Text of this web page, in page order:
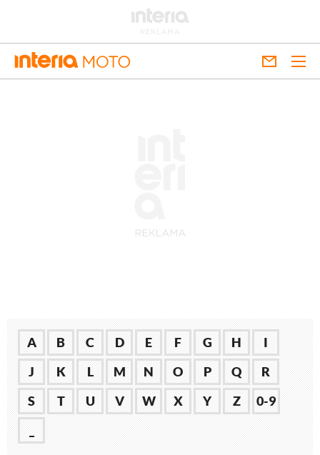
A B C D E F G H
I
J
K L M N O P Q
R
S
T U V W X Y Z
0-9